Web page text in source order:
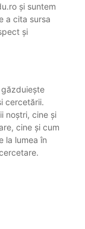
și suntem
a cita sursa
și
cercetării.
noștri, cine și
cine și cum
la lumea în